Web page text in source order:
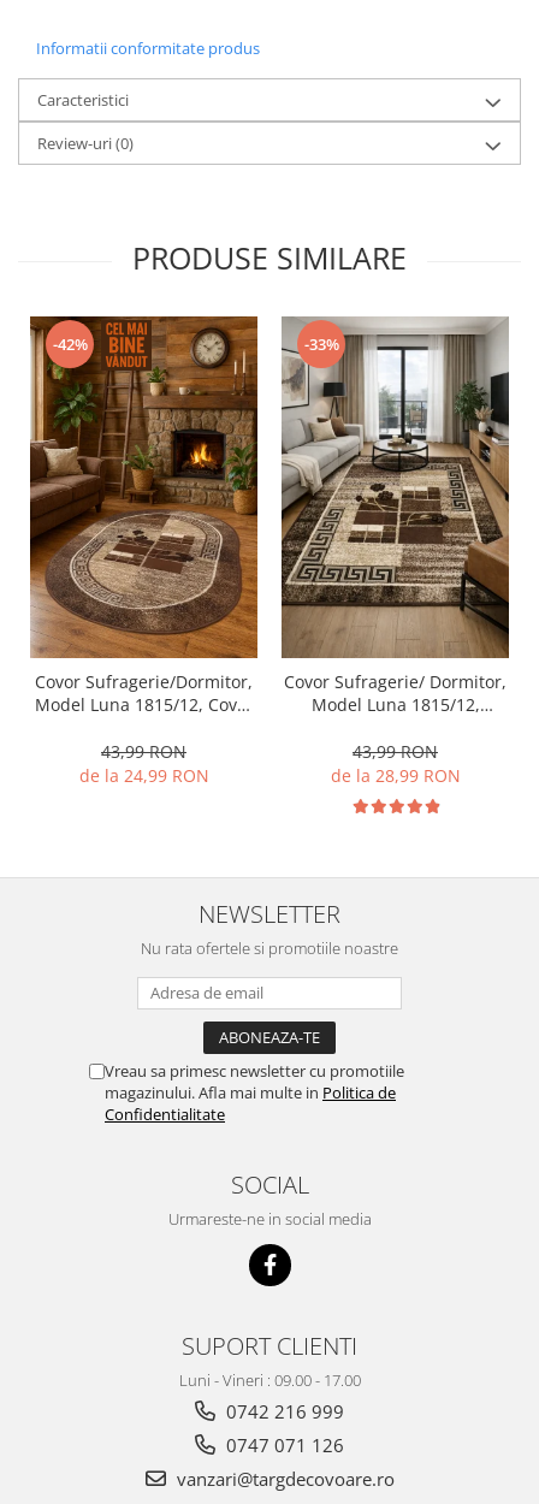
Informatii conformitate produs
Caracteristici
Review-uri(0)
PRODUSE SIMILARE
-42%
Covor Sufragerie/Dormitor,
Model Luna 1815/12, Covor
43,99 RON
de la 24,99 RON
-33%
Covor Sufragerie/ Dormitor,
Model Luna 1815/12,
43,99 RON
de la 28,99 RON
NEWSLETTER
Nu rata ofertele si promotiile noastre
Vreau sa primesc newsletter cu promotiile
magazinului. Afla mai multe in Politica de
Confidentialitate
SOCIAL
Urmareste-ne in social media
SUPORT CLIENTI
Luni - Vineri : 09.00 - 17.00
0742 216 999
0747 071 126
vanzari@targdecovoare.ro